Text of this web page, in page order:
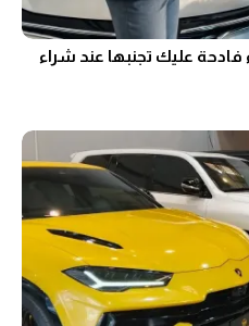
فادحة عليك تجنبها عند شراء